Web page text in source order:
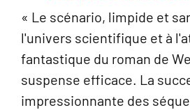
« Le scénario, limpide et
l'univers scientifique et à
fantastique du roman de
suspense efficace. La
impressionnante des